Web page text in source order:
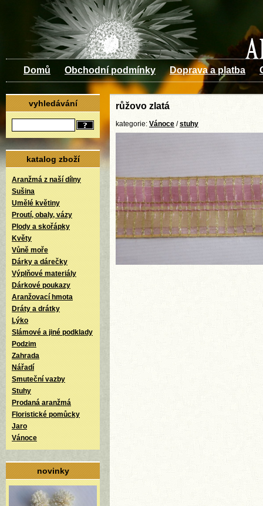
Domů Obchodní podmínky Doprava a platba
vyhledávání
katalog zboží
Aranžmá z naší dílny
Sušina
Umělé květiny
Proutí, obaly, vázy
Plody a skořápky
Květy
Vůně moře
Dárky a dárečky
Výplňové materiály
Dárkové poukazy
Aranžovací hmota
Dráty a drátky
Lýko
Slámové a jiné podklady
Podzim
Zahrada
Nářadí
Smuteční vazby
Stuhy
Prodaná aranžmá
Floristické pomůcky
Jaro
Vánoce
novinky
růžovo zlatá
kategorie: Vánoce /stuhy